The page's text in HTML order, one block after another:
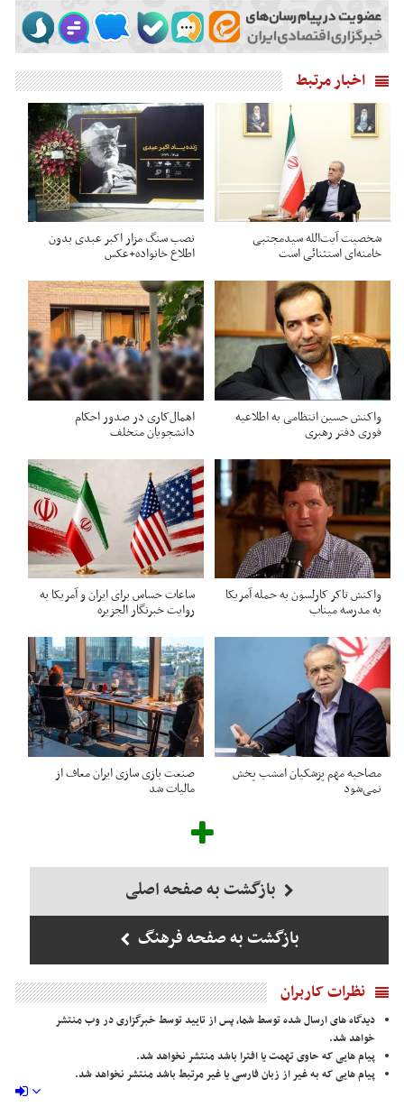
اخبار مرتبط
شخصیت آیت‌الله سیدمجتبی
خامنه‌ای استثنائی است
نصب سنگ مزار اکبر عبدی بدون
اطلاع خانواده+عکس
واکنش حسین انتظامی به اطلاعیه
فوری دفتر رهبری
اهمال‌کاری در صدور احکام‌
دانشجویان متخلف
واکنش تاکر کارلسون به حمله آمریکا
به مدرسه میناب
ساعات حساس برای ایران و آمریکا به
روایت خبرنگار الجزیره
مصاحبه مهم پزشکیان امشب پخش
نمی‌شود
صنعت بازی سازی ایران معاف از
مالیات شد
بازگشت به صفحه اصلی
بازگشت به صفحه فرهنگ
نظرات کاربران
دیدگاه های ارسال شده توسط شما، پس از تایید توسط خبرگزاری در وب منتشر
خواهد شد.
پیام هایی که حاوی تهمت یا افترا باشد منتشر نخواهد شد.
پیام هایی که به غیر از زبان فارسی یا غیر مرتبط باشد منتشر نخواهد شد.